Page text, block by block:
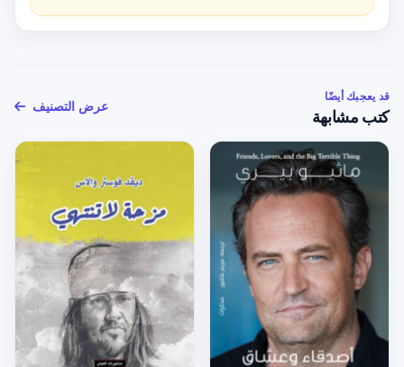
قد يعجبك أيضًا
كتب مشابهة
عرض التصنيف